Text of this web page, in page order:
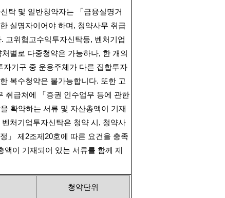
탁 및 일반청약자는 「금융실명거
실명자이어야 하며 , 청약사무 취급
. 고위험고수익투자신탁등, 벤처기업
처별로 다중청약은 가능하나, 한 개의
자기구 중 운용주체가 다른 집합투자
복수청약은 불가능합니다. 또한 고
취급처에 「증권 인수업무 등에 관한
확약하는 서류 및 자산총액이 기재
벤처기업투자신탁은 청약 시 , 청약사
」 제 2조제 20호에 따른 요건을 충족
액이 기재되어 있는 서류를 함께 제
청약단위